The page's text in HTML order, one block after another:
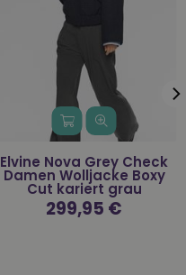
Elvine Nova Grey Check
Damen Wolljacke Boxy
Cut kariert grau
Normaler
Preis
299,95 €